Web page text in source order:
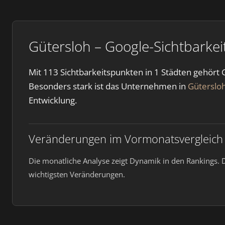
Gütersloh – Google-
Mit 113 Sichtbarkeitspunkten in 1 Städten gehört
Besonders stark ist das Unternehmen in
Entwicklung.
Veränderungen im Vormonatsvergleich
Die monatliche Analyse zeigt Dynamik in den
wichtigsten Veränderungen.